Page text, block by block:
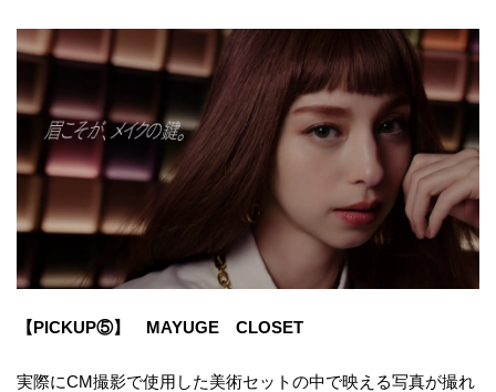
【PICKUP⑤】 MAYUGE CLOSET
実際にCM撮影で使用した美術セットの中で映える写真が撮れ